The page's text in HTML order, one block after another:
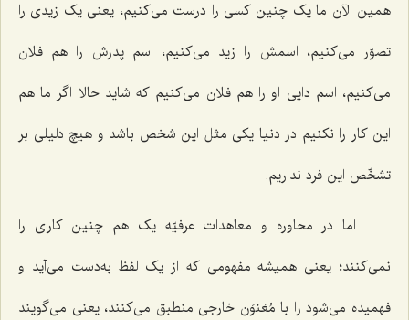
همین الآن ما یک چنین کسی را درست می‌کنیم، یعنی یک زیدی را
تصوّر می‌کنیم، اسمش را زید می‌کنیم، اسم پدرش را هم فلان
می‌کنیم، اسم دایی او را هم فلان می‌کنیم که شاید حالا اگر ما هم
این کار را نکنیم در دنیا یکی مثل این شخص باشد و هیچ دلیلی بر
تشخّص این فرد نداریم.
اما در محاوره و معاهدات عرفیّه یک هم چنین کاری را
نمی‌کنند؛ یعنی همیشه مفهومی که از یک لفظ به‌دست می‌آید و
فهمیده می‌شود را با مُعَنوَن خارجی منطبق می‌کنند، یعنی می‌گویند